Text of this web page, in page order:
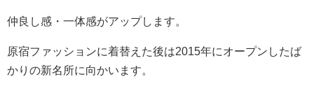
仲良し感・一体感がアップします。
原宿ファッションに着替えた後は2015年にオープンしたば
かりの新名所に向かいます。